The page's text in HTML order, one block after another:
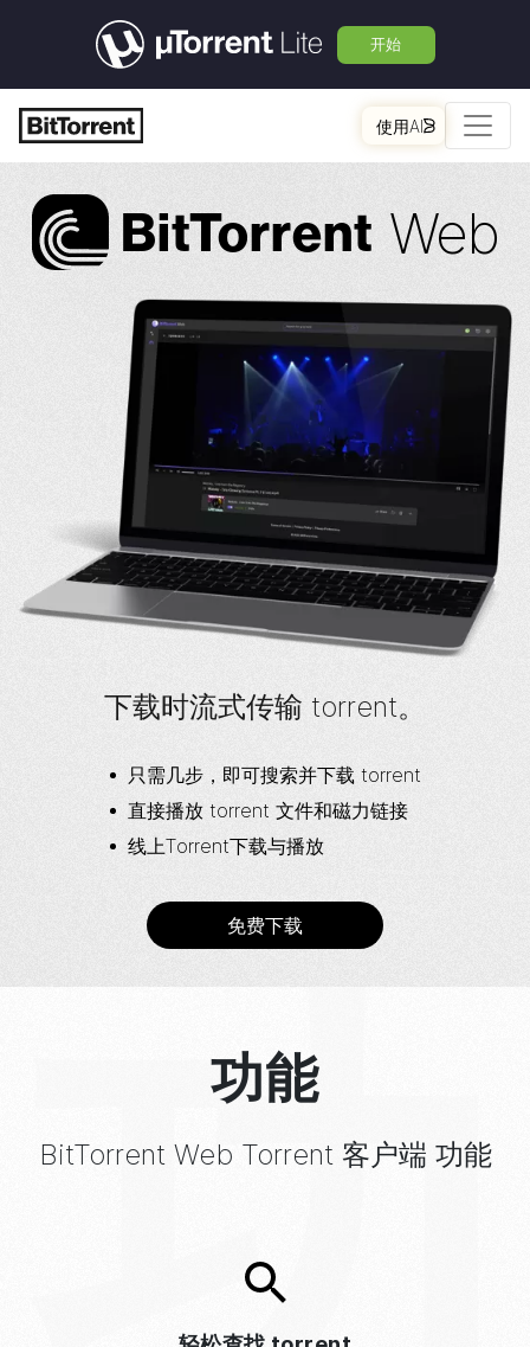
开始
使用AI
BitTorrent Web
下载时流式传输 torrent。
只需几步，即可搜索并下载 torrent
直接播放 torrent 文件和磁力链接
线上Torrent下载与播放
免费下载
功
功能
BitTorrentWeb Torrent 客户端 功能